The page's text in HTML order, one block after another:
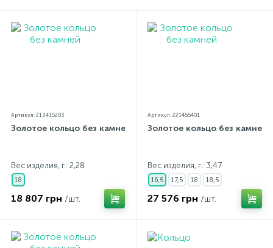
Артикул: 213415203
Золотое кольцо без камней
Вес изделия, г.: 2,28
18
18 807 грн /шт.
Артикул: 221456401
Золотое кольцо без камней
Вес изделия, г.: 3,47
16,5 17,5 18 18,5
27 576 грн /шт.